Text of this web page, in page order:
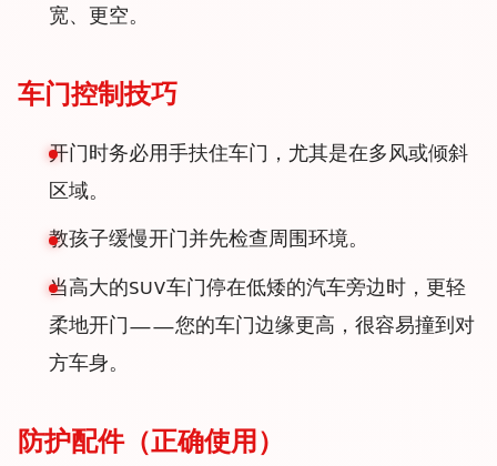
宽、更空。
车门控制技巧
开门时务必用手扶住车门，尤其是在多风或倾斜
区域。
教孩子缓慢开门并先检查周围环境。
当高大的SUV车门停在低矮的汽车旁边时，更轻
柔地开门——您的车门边缘更高，很容易撞到对
方车身。
防护配件（正确使用）